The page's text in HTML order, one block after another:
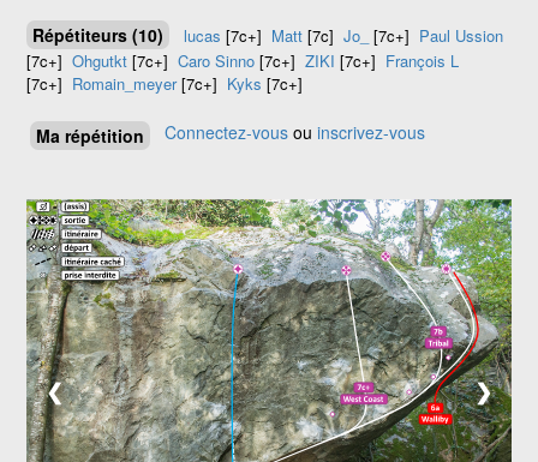
Répétiteurs (10) lucas [7c+] Matt [7c]Jo_ [7c+] Paul Ussion
[7c+]Ohgutkt [7c+]Caro Sinno [7c+]ZIKI[7c+] François L
[7c+] Romain_meyer[7c+] Kyks [7c+]
Ma répétition Connectez-vous ouinscrivez-vous
1 / 2
❮ ❯